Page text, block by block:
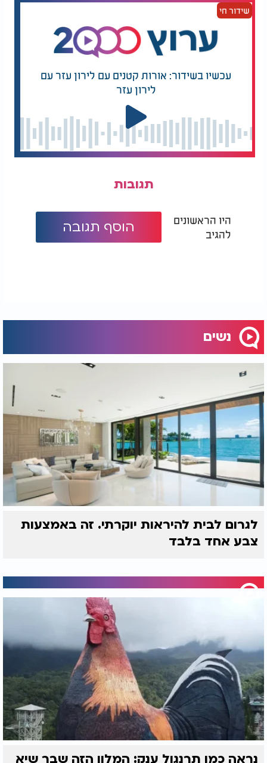
שידור חי
עכשיו בשידור: אורות קטנים עם לירון עזר עם
לירון עזר
תגובות
היו הראשונים
להגיב
הוסף תגובה
נשים
לגרום לבית להיראות יוקרתי. זה באמצעות
צבע אחד בלבד
נראה כמו תרנגול ענק: המלון הזה שבר שיא